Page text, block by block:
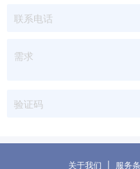
关于我们 | 服务